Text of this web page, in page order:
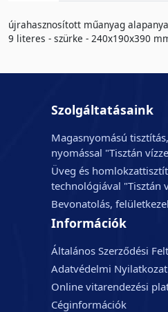
újrahasznosított műanyag
9 literes - szürke - 240x190x390
Szolgáltatásaink
Magasnyomású
nyomással "Tisztán
Üveg és
technológiával "Tisztán
Bevonatolás,
Információk
Általános Szerződési
Adatvédelmi Nyilatkozat
Online vitarendezési
Céginformációk